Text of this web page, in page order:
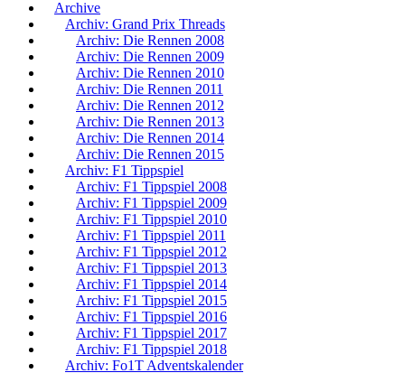
Archive
Archiv: Grand Prix Threads
Archiv: Die Rennen 2008
Archiv: Die Rennen 2009
Archiv: Die Rennen 2010
Archiv: Die Rennen 2011
Archiv: Die Rennen 2012
Archiv: Die Rennen 2013
Archiv: Die Rennen 2014
Archiv: Die Rennen 2015
Archiv: F1 Tippspiel
Archiv: F1 Tippspiel 2008
Archiv: F1 Tippspiel 2009
Archiv: F1 Tippspiel 2010
Archiv: F1 Tippspiel 2011
Archiv: F1 Tippspiel 2012
Archiv: F1 Tippspiel 2013
Archiv: F1 Tippspiel 2014
Archiv: F1 Tippspiel 2015
Archiv: F1 Tippspiel 2016
Archiv: F1 Tippspiel 2017
Archiv: F1 Tippspiel 2018
Archiv: Fo1T Adventskalender